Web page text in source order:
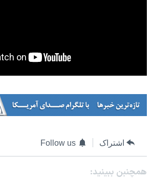
اشتراک Follow us
همچنبن ببینید: